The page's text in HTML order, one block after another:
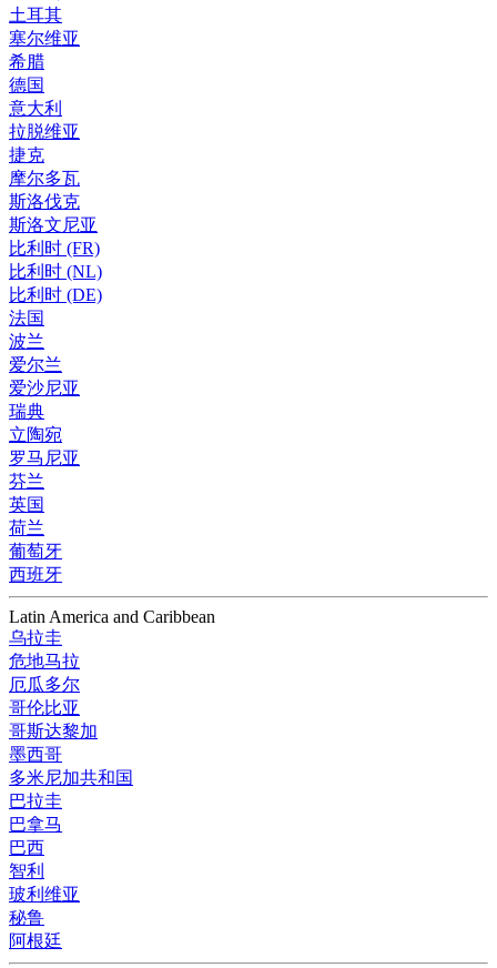
土耳其
塞尔维亚
希腊
德国
意大利
拉脱维亚
捷克
摩尔多瓦
斯洛伐克
斯洛文尼亚
比利时 (FR)
比利时 (NL)
比利时 (DE)
法国
波兰
爱尔兰
爱沙尼亚
瑞典
立陶宛
罗马尼亚
芬兰
英国
荷兰
葡萄牙
西班牙
Latin America and Caribbean
乌拉圭
危地马拉
厄瓜多尔
哥伦比亚
哥斯达黎加
墨西哥
多米尼加共和国
巴拉圭
巴拿马
巴西
智利
玻利维亚
秘鲁
阿根廷